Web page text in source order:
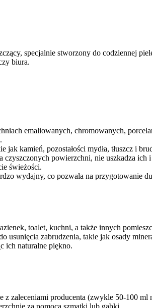
specjalnie stworzony do codziennej
biura.
emaliowanych, chromowanych,
kamień, pozostałości mydła, tłuszcz i
powierzchni, nie uszkadza ich
świeżości.
wydajny, co pozwala na przygotowanie
toalet, kuchni, a także innych
usunięcia zabrudzenia, takie jak osady
ich naturalne piękno.
z zaleceniami producenta (zwykle 50-100 ml
za pomocą szmatki lub gąbki.